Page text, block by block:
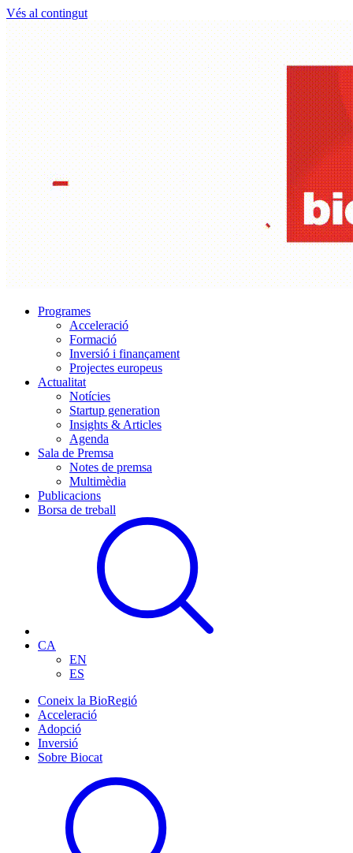
Vés al contingut
Programes
Acceleració
Formació
Inversió i finançament
Projectes europeus
Actualitat
Notícies
Startup generation
Insights & Articles
Agenda
Sala de Premsa
Notes de premsa
Multimèdia
Publicacions
Borsa de treball
CA
EN
ES
Coneix la BioRegió
Acceleració
Adopció
Inversió
Sobre Biocat